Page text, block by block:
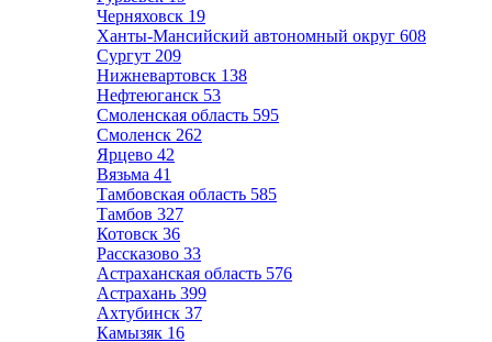
Черняховск 19
Ханты-Мансийский автономный округ 608
Сургут 209
Нижневартовск 138
Нефтеюганск 53
Смоленская область 595
Смоленск 262
Ярцево 42
Вязьма 41
Тамбовская область 585
Тамбов 327
Котовск 36
Рассказово 33
Астраханская область 576
Астрахань 399
Ахтубинск 37
Камызяк 16